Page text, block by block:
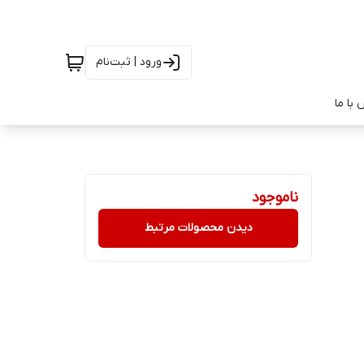
ورود | ثبت‌نام
با ما
ناموجود
دیدن محصولات مرتبط